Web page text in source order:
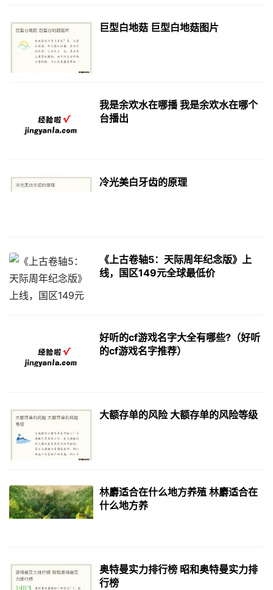
巨型白地菇 巨型白地菇图片
我是余欢水在哪播 我是余欢水在哪个
台播出
冷光美白牙齿的原理
《上古卷轴5：天际周年纪念版》上
线，国区149元全球最低价
好听的cf游戏名字大全有哪些?（好听
的cf游戏名字推荐）
大额存单的风险 大额存单的风险等级
林麝适合在什么地方养殖 林麝适合在
什么地方养
奥特曼实力排行榜 昭和奥特曼实力排
行榜